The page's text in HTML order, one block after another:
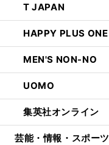
T JAPAN
HAPPY PLUS ONE
MEN'S NON-NO
UOMO
集英社オンライン
芸能・情報・スポーツ